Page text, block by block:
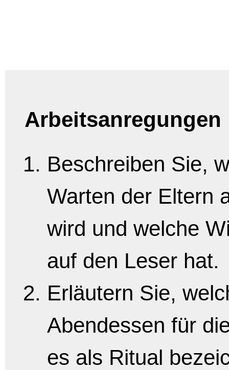
Arbeitsanregungen
Beschreiben Sie,
Warten der Eltern
wird und welche
auf den Leser hat.
Erläutern Sie,
Abendessen für
es als Ritual